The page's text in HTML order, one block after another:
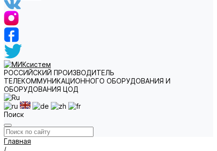
РОССИЙСКИЙ ПРОИЗВОДИТЕЛЬ
ТЕЛЕКОММУНИКАЦИОННОГО ОБОРУДОВАНИЯ И
ОБОРУДОВАНИЯ ЦОД
Поиск
Главная
/